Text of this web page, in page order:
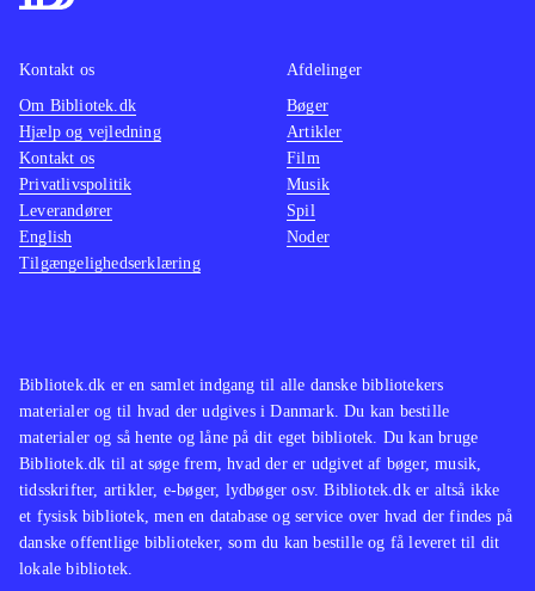
denne krimi meget allround. Der er
sproglige fejl og mangler, men
interessant er læsningen om de gamle
mestre
Browns Det forsvundne tegn kan på
emnet være sammenlignelig. Jordens
søjler ligger lige for at sammenligne
en historisk hemmelighed.
Spændende læsning om 1400-tallets
murermestre indpakket i en krimi,
hvor sproget kunne være bedre.
Læsere af denne type bøger vil dog
være godt underholdt
Bibliotek.dk er en samlet indgang til alle danske bibliotekers
materialer og til hvad der udgives i Danmark. Du kan bestille
materialer og så hente og låne på dit eget bibliotek. Du kan bruge
Bibliotek.dk til at søge frem, hvad der er udgivet af bøger, musik,
tidsskrifter, artikler, e-bøger, lydbøger osv. Bibliotek.dk er altså ikke
et fysisk bibliotek, men en database og service over hvad der findes på
danske offentlige biblioteker, som du kan bestille og få leveret til dit
lokale bibliotek.
Kontakt os
Om Bibliotek.dk
Hjælp og vejledning
Kontakt os
Privatlivspolitik
Leverandører
English
Tilgængelighedserklæring
Afdelinger
Bøger
Artikler
Film
Musik
Spil
Noder